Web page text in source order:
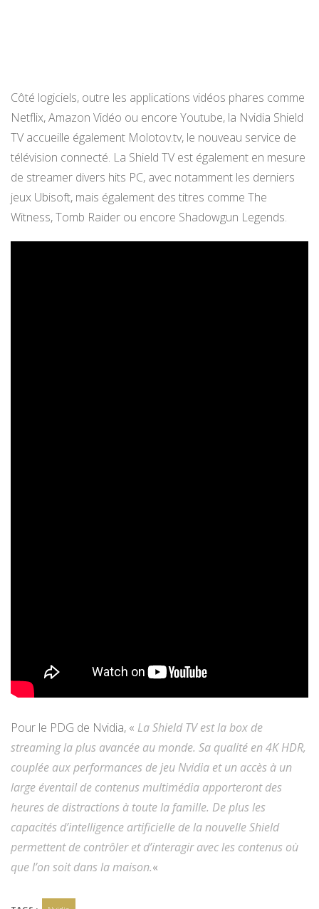
Côté logiciels, outre les applications vidéos phares comme
Netflix, Amazon Vidéo ou encore Youtube, la Nvidia Shield
TV accueille également Molotov.tv, le nouveau service de
télévision connecté. La Shield TV est également en mesure
de streamer divers hits PC, avec notamment les derniers
jeux Ubisoft, mais également des titres comme The
Witness, Tomb Raider ou encore Shadowgun Legends.
Pour le PDG de Nvidia, « La Shield TV est la box de
streaming la plus avancée au monde. Sa qualité en 4K HDR,
couplée aux performances de jeu Nvidia et un accès à un
large éventail de contenus multimédia apporteront des
heures de distractions à toute la famille. De plus les
capacités d’intelligence artificielle de la nouvelle Shield
permettent de contrôler et d’interagir avec les contenus où
que l’on soit dans la maison.«